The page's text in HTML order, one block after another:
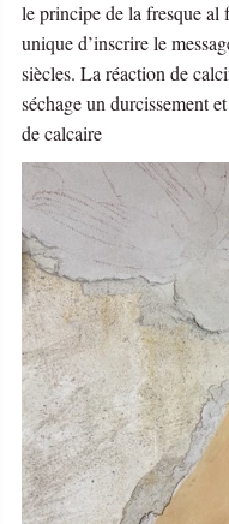
le principe de la fresque al
unique d’inscrire le
siècles. La réaction de
séchage un durcissement
de calcaire